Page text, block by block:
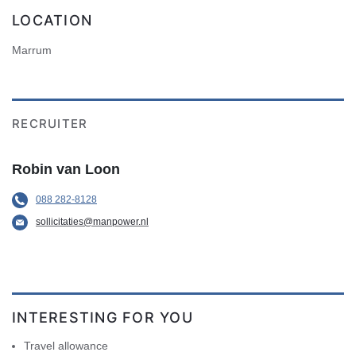
LOCATION
Marrum
RECRUITER
Robin van Loon
088 282-8128
sollicitaties@manpower.nl
INTERESTING FOR YOU
Travel allowance